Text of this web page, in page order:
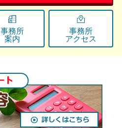
事務所
案内
事務所
アクセス